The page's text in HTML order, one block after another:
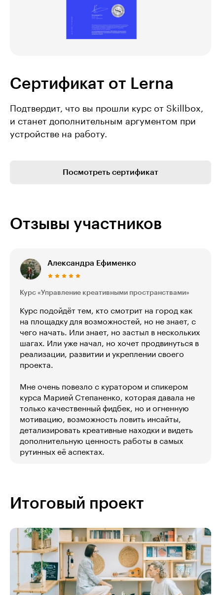
Сертификат от Lerna
Подтвердит, что вы прошли курс от Skillbox,
и станет дополнительным аргументом при
устройстве на работу.
Посмотреть сертификат
Отзывы участников
Александра Ефименко
Курс «Управление креативными пространствами»
Курс подойдёт тем, кто смотрит на город как
на площадку для возможностей, но не знает, с
чего начать. Или знает, но застыл в нескольких
шагах. Или уже начал, но хочет продвинуться в
реализации, развитии и укреплении своего
проекта.
Мне очень повезло с куратором и спикером
курса Марией Степаненко, которая давала не
только качественный фидбек, но и огненную
мотивацию, возможность ловить инсайты,
детализировать креативные находки и видеть
дополнительную ценность работы в самых
рутинных её аспектах.
Итоговый проект